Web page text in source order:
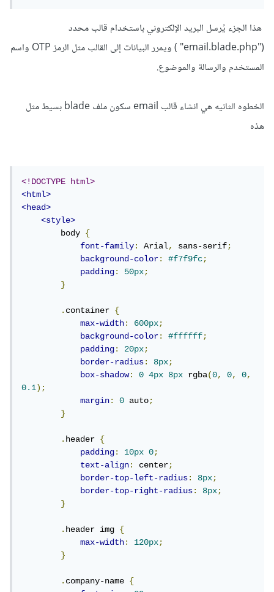
هذا الجزء يُرسل البريد الإلكتروني باستخدام قالب محدد
("email.blade.php" ) ويمرر البيانات إلى القالب مثل الرمز OTP واسم
المستخدم والرسالة والموضوع.
الخطوه الثانيه هي انشاء قالب email سكون ملف blade بسيط مثل
هذه
<!DOCTYPE html>
<html>
<head>
<style>
        body
{
font-family: Arial, sans-serif;
background-color: #f7f9fc;
padding: 50px;
}
.container {
max-width: 600px;
background-color: #ffffff;
padding: 20px;
border-radius: 8px;
box-shadow: 0 4px 8px rgba(0, 0, 0,
0.1);
margin: 0 auto;
}
.header {
padding: 10px 0;
text-align: center;
border-top-left-radius: 8px;
border-top-right-radius: 8px;
}
.header img {
max-width: 120px;
}
.company-name {